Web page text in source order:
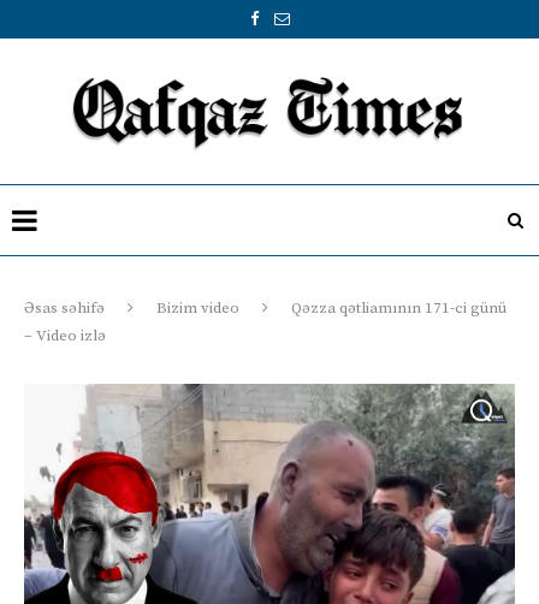
Əsas səhifə Bizim video
Qəzza qətliamının 171-ci günü
– Video izlə